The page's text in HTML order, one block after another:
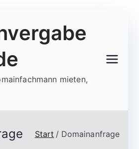
mieten,
Start Domainanfrage